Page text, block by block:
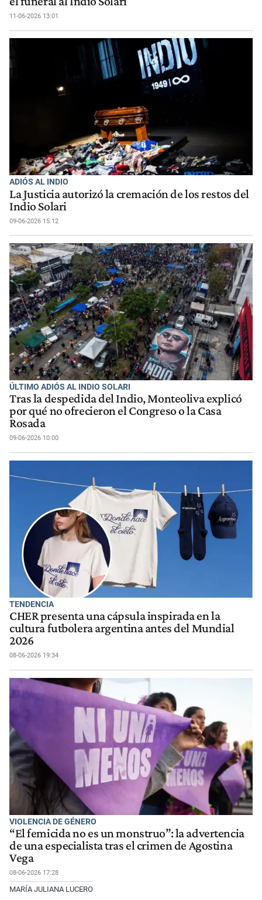
11-06-2026 13:01
ADIÓS AL INDIO
La Justicia autorizó la cremación de los restos del
Indio Solari
09-06-2026 15:12
ÚLTIMO ADIÓS AL INDIO SOLARI
Tras la despedida del Indio, Monteoliva explicó
por qué no ofrecieron el Congreso o la Casa
Rosada
09-06-2026 10:00
TENDENCIA
CHER presenta una cápsula inspirada en la
cultura futbolera argentina antes del Mundial
2026
08-06-2026 19:34
VIOLENCIA DE GÉNERO
“El femicida no es un monstruo”: la advertencia
de una especialista tras el crimen de Agostina
Vega
08-06-2026 17:28
MARÍA JULIANA LUCERO